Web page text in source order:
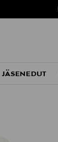
JÄSENEDUT